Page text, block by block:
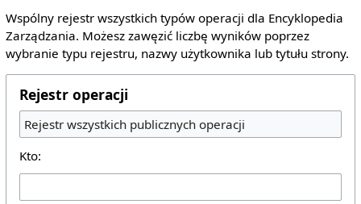
Wspólny rejestr wszystkich typów operacji dla Encyklopedia
Zarządzania. Możesz zawęzić liczbę wyników poprzez
wybranie typu rejestru, nazwy użytkownika lub tytułu strony.
Rejestr operacji
Rejestr wszystkich publicznych operacji
Kto: